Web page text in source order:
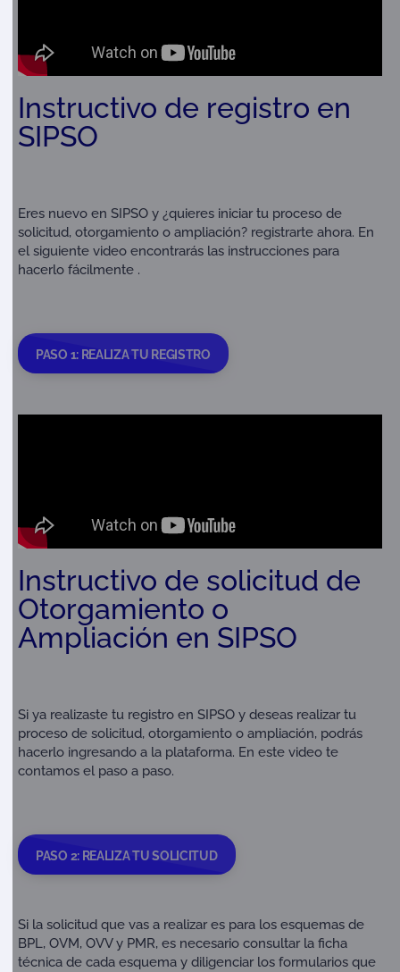
Instructivo de registro en
SIPSO
Eres nuevo en SIPSO y ¿quieres iniciar tu proceso de
solicitud, otorgamiento o ampliación? registrarte ahora. En
el siguiente video encontrarás las instrucciones para
hacerlo fácilmente .
PASO 1: REALIZA TU REGISTRO
Instructivo de solicitud de
Otorgamiento o
Ampliación en SIPSO
Si ya realizaste tu registro en SIPSO y deseas realizar tu
proceso de solicitud, otorgamiento o ampliación, podrás
hacerlo ingresando a la plataforma. En este video te
contamos el paso a paso.
PASO 2: REALIZA TU SOLICITUD
Si la solicitud que vas a realizar es para los esquemas de
BPL, OVM, OVV y PMR, es necesario consultar la ficha
técnica de cada esquema y diligenciar los formularios que